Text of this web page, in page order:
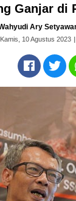
Ganjar di
Ary
Kamis, 10 Agustus 2023